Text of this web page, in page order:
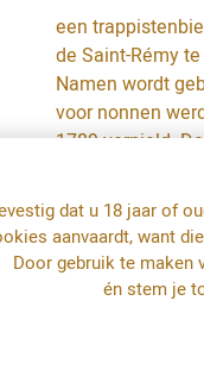
een
de Saint-Rémy
Namen wordt
voor nonnen
1789 vernield.
dat u 18 jaar of
aanvaardt, want
Door gebruik te maken
én stem je